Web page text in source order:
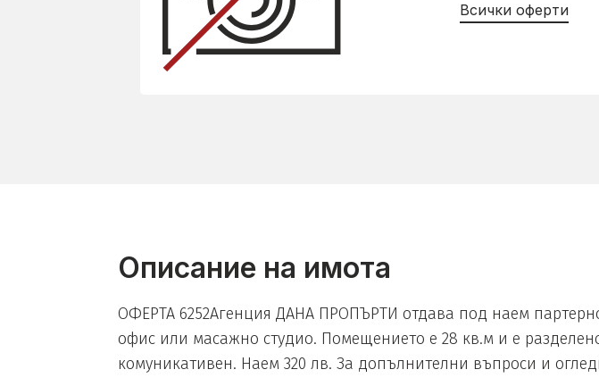
Всички оферти
Описание на имота
ОФЕРТА 6252Агенция ДАНА ПРОПЪРТИ отдава под наем
офис или масажно студио. Помещението е 28 кв.м и е
комуникативен. Наем 320 лв. За допълнителни въпроси и